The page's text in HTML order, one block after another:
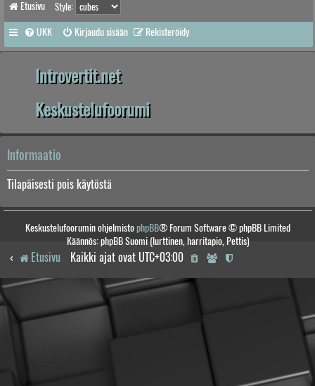
Etusivu Style:
UKK Kirjaudu sisään Rekisteröidy
Introvertit.net
Keskustelufoorumi
Informaatio
Tilapäisesti pois käytöstä
Keskustelufoorumin ohjelmistophpBB® Forum Software © phpBB Limited
Käännös: phpBB Suomi (lurttinen, harritapio, Pettis)
Etusivu Kaikki ajat ovat UTC+03:00